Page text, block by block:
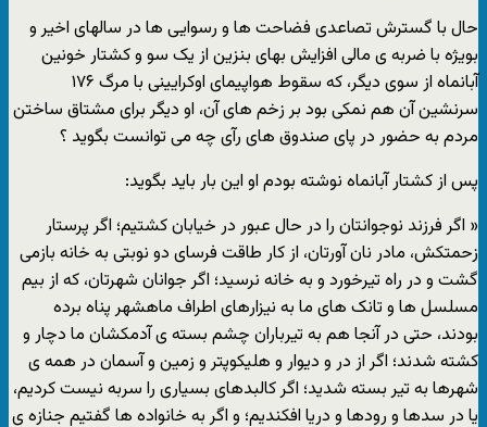
حال با گسترش تصاعدی فضاحت ها و رسوایی ها در سالهای اخیر و
بویژه با ضربه ی مالی افزایش بهای بنزین از یک سو و کشتار خونین
آبانماه از سوی دیگر، که سقوط هواپیمای اوکرایینی با مرگ ۱۷۶
سرنشین آن هم نمکی بود بر زخم های آن، او دیگر برای مشتاق ساختن
مردم به حضور در پای صندوق های رآی چه می توانست بگوید ؟
پس از کشتار آبانماه نوشته بودم او این بار باید بگوید:
« اگر فرزند نوجوانتان را در حال عبور در خیابان کشتیم؛ اگر پرستار
زحمتکش، مادر نان آورتان، از کار طاقت فرسای دو نوبتی به خانه بازمی
گشت و در راه تیرخورد و به خانه نرسید؛ اگر جوانان شهرتان، که از بیم
مسلسل ها و تانک های ما به نیزارهای اطراف ماهشهر پناه برده
بودند، حتی در آنجا هم به تیرباران چشم بسته ی آدمکشان ما دچار و
کشته شدند؛ اگر از در و دیوار و هلیکوپتر و زمین و آسمان در همه ی
شهرها به تیر بسته شدید؛ اگر کالبدهای بسیاری را سربه نیست کردیم،
یا در سدها و رودها و دریا افکندیم؛ و اگر به خانواده ها گفتیم جنازه ی